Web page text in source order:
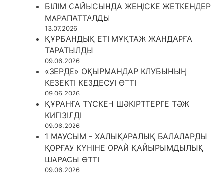
БІЛІМ САЙЫСЫНДА ЖЕҢІСКЕ ЖЕТКЕНДЕР
МАРАПАТТАЛДЫ
13.07.2026
ҚҰРБАНДЫҚ ЕТІ МҰҚТАЖ ЖАНДАРҒА
ТАРАТЫЛДЫ
09.06.2026
«ЗЕРДЕ» ОҚЫРМАНДАР КЛУБЫНЫҢ
КЕЗЕКТІ КЕЗДЕСУІ ӨТТІ
09.06.2026
ҚҰРАНҒА ТҮСКЕН ШӘКІРТТЕРГЕ ТӘЖ
КИГІЗІЛДІ
09.06.2026
1 МАУСЫМ – ХАЛЫҚАРАЛЫҚ БАЛАЛАРДЫ
ҚОРҒАУ КҮНІНЕ ОРАЙ ҚАЙЫРЫМДЫЛЫҚ
ШАРАСЫ ӨТТІ
09.06.2026